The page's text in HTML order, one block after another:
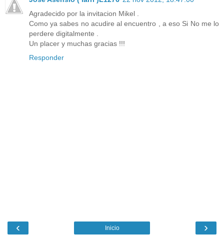
Agradecido por la invitacion Mikel .
Como ya sabes no acudire al encuentro , a eso Si No me lo
perdere digitalmente .
Un placer y muchas gracias !!!
Responder
‹ ›
Inicio